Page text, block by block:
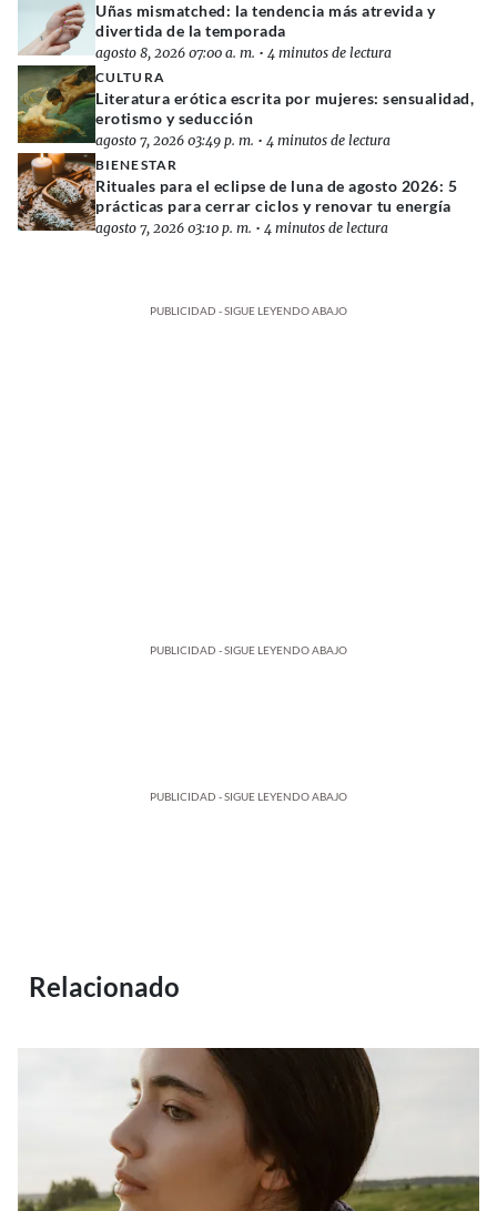
Uñas mismatched: la tendencia más atrevida y
divertida de la temporada
agosto 8, 2026 07:00 a. m. • 4 minutos de lectura
CULTURA
Literatura erótica escrita por mujeres: sensualidad,
erotismo y seducción
agosto 7, 2026 03:49 p. m. • 4 minutos de lectura
BIENESTAR
Rituales para el eclipse de luna de agosto 2026: 5
prácticas para cerrar ciclos y renovar tu energía
agosto 7, 2026 03:10 p. m. • 4 minutos de lectura
PUBLICIDAD - SIGUE LEYENDO ABAJO
PUBLICIDAD - SIGUE LEYENDO ABAJO
PUBLICIDAD - SIGUE LEYENDO ABAJO
Relacionado